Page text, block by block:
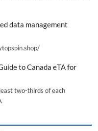
data management
to Canada eTA for
two-thirds of each